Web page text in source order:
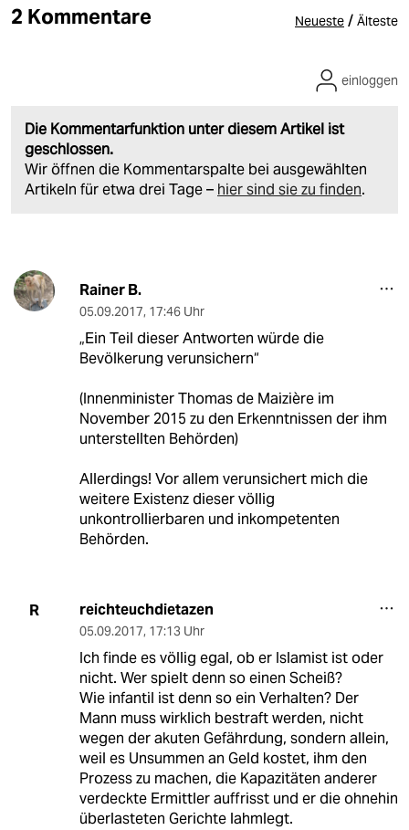
2 Kommentare Neueste / Älteste
Die Kommentarfunktion unter diesem Artikel ist
geschlossen.
Wir öffnen die Kommentarspalte bei ausgewählten
Artikeln für etwa drei Tage – hier sind sie zu finden.
einloggen
Rainer B.
05.09.2017, 17:46 Uhr
„Ein Teil dieser Antworten würde die
Bevölkerung verunsichern“
(Innenminister Thomas de Maizière im
November 2015 zu den Erkenntnissen der ihm
unterstellten Behörden)
Allerdings! Vor allem verunsichert mich die
weitere Existenz dieser völlig
unkontrollierbaren und inkompetenten
Behörden.
R reichteuchdietazen
05.09.2017, 17:13 Uhr
Ich finde es völlig egal, ob er Islamist ist oder
nicht. Wer spielt denn so einen Scheiß?
Wie infantil ist denn so ein Verhalten? Der
Mann muss wirklich bestraft werden, nicht
wegen der akuten Gefährdung, sondern allein,
weil es Unsummen an Geld kostet, ihm den
Prozess zu machen, die Kapazitäten anderer
verdeckte Ermittler auffrisst und er die ohnehin
überlasteten Gerichte lahmlegt.